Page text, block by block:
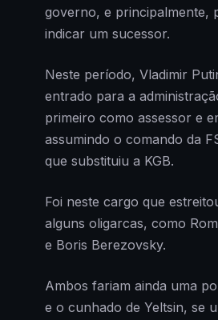
governo, e principalmente,
indicar um sucessor.
Neste período, Vladimir
entrado para a
primeiro como assessor e
assumindo o comando da
que substituiu a KGB.
Foi neste cargo que
alguns oligarcas, como
e Boris Berezovsky.
Ambos fariam ainda uma
e o cunhado de Yeltsin, se